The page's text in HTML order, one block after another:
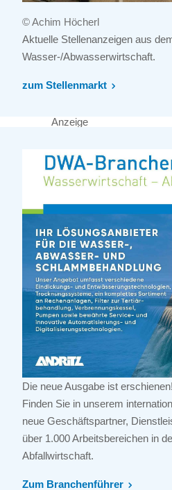
© Achim Höcherl
Aktuelle Stellenanzeigen aus
Wasser-/Abwasserwirtschaft.
zum Stellenmarkt
Anzeige
Die neue Ausgabe ist erschienen!
Finden Sie in unserem
neue Geschäftspartner,
über 1.000 Arbeitsbereichen in
Abfallwirtschaft.
Zum Branchenführer